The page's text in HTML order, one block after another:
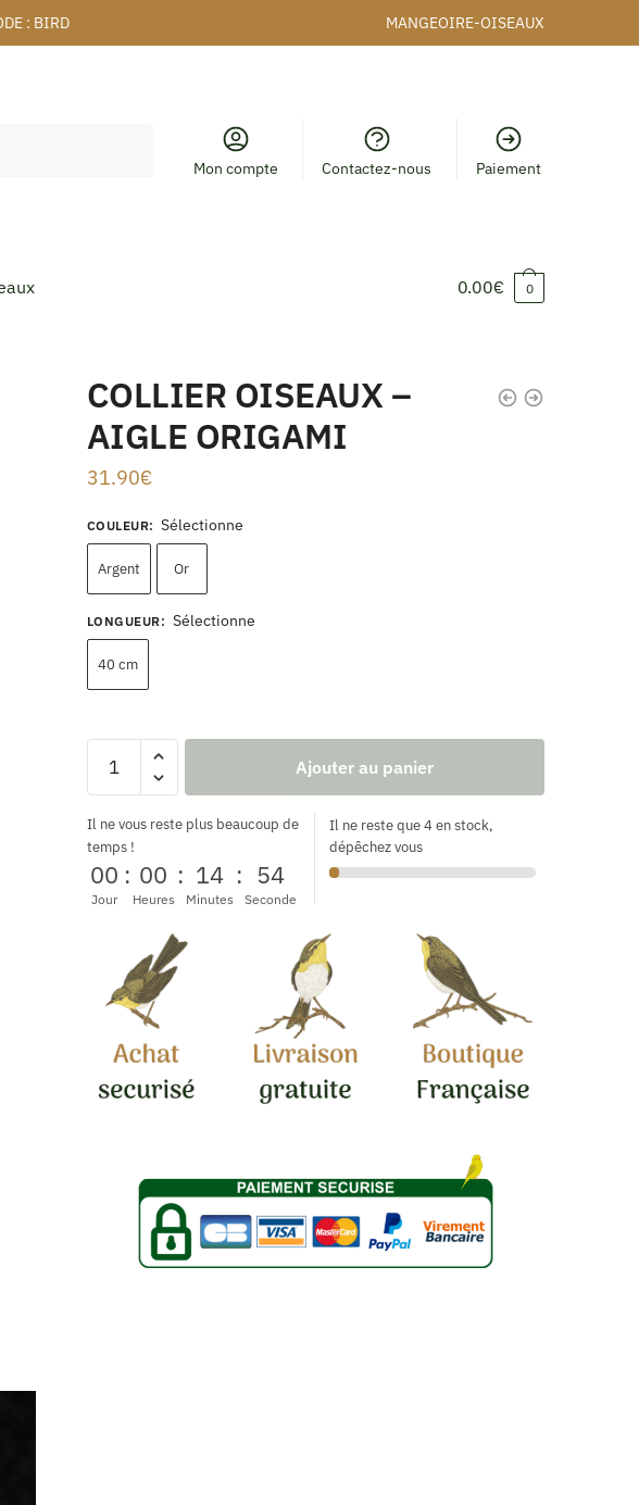
: BIRD MANGEOIRE-OISEAUX
Mon compte Contactez-nous Paiement
0.00€ 0
COLLIER OISEAUX –
AIGLE ORIGAMI
31.90€
COULEUR: Sélectionne
Argent Or
LONGUEUR: Sélectionne
40 cm
Ajouter au panier
Il ne vous reste plus beaucoup de
temps !
00
Jour
: 00
Heures
: 14
Minutes
: 53
Seconde
Il ne reste que 4 en stock,
dépêchez vous